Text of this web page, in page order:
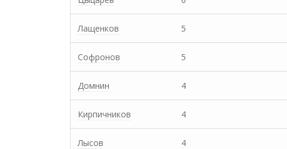
Лащенков 5
Софронов 5
Домнин 4
Кирпичников 4
Лысов 4